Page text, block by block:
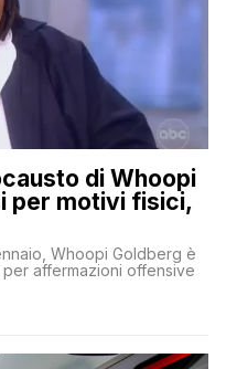
di Whoopi
per motivi fisici,
Whoopi Goldberg è
affermazioni offensive